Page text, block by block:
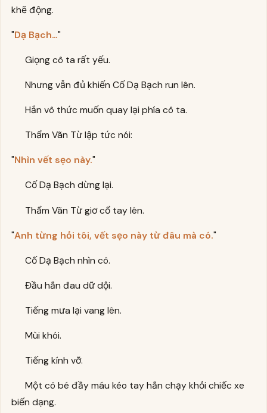
khẽ động.
"Dạ Bạch…"
Giọng cô ta rất yếu.
Nhưng vẫn đủ khiến Cố Dạ Bạch run lên.
Hắn vô thức muốn quay lại phía cô ta.
Thẩm Vãn Từ lập tức nói:
"Nhìn vết sẹo này."
Cố Dạ Bạch dừng lại.
Thẩm Vãn Từ giơ cổ tay lên.
"Anh từng hỏi tôi, vết sẹo này từ đâu mà có."
Cố Dạ Bạch nhìn cô.
Đầu hắn đau dữ dội.
Tiếng mưa lại vang lên.
Mùi khói.
Tiếng kính vỡ.
Một cô bé đầy máu kéo tay hắn chạy khỏi chiếc xe
biến dạng.